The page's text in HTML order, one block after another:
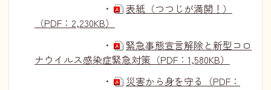
・
表紙（つつじが満開！）
（PDF：2,230KB）
・
緊急事態宣言解除と新型コロ
ナウイルス感染症緊急対策（PDF：1,580KB）
・
災害から身を守る（PDF：